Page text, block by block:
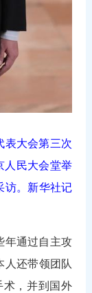
表大会第三次
人民大会堂举
访。新华社记
年通过自主攻
人还带领团队
术，并到国外